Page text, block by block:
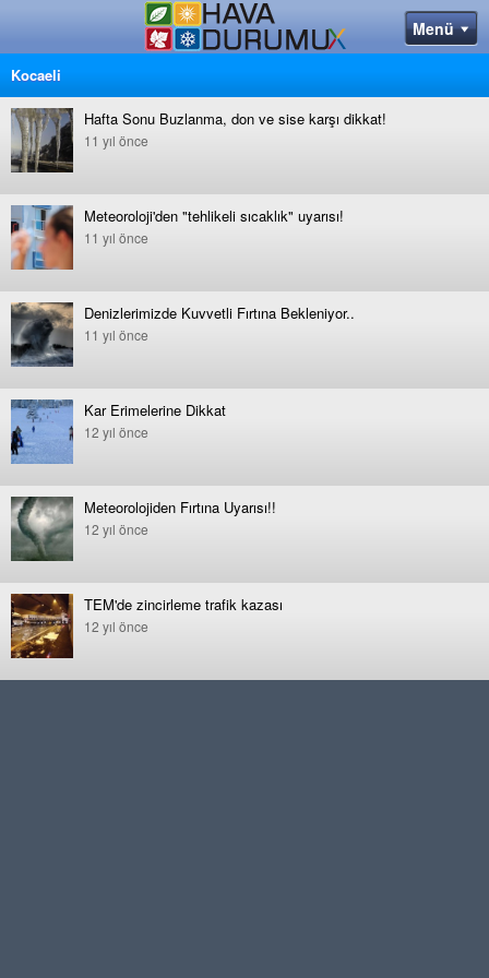
Kocaeli
Hafta Sonu Buzlanma, don ve sise karşı dikkat!
11 yıl önce
Meteoroloji'den "tehlikeli sıcaklık" uyarısı!
11 yıl önce
Denizlerimizde Kuvvetli Fırtına Bekleniyor..
11 yıl önce
Kar Erimelerine Dikkat
12 yıl önce
Meteorolojiden Fırtına Uyarısı!!
12 yıl önce
TEM'de zincirleme trafik kazası
12 yıl önce